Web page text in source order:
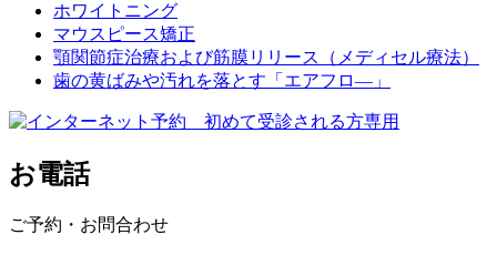
ホワイトニング
マウスピース矯正
顎関節症治療および筋膜リリース（メディセル療法）
歯の黄ばみや汚れを落とす「エアフロ―」
お電話
ご予約・お問合わせ